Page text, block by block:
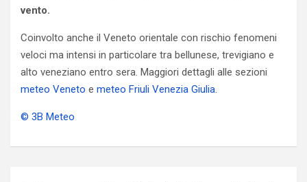
vento.
Coinvolto anche il Veneto orientale con rischio fenomeni
veloci ma intensi in particolare tra bellunese, trevigiano e
alto veneziano entro sera. Maggiori dettagli alle sezioni
meteo Veneto e meteo Friuli Venezia Giulia.
© 3B Meteo